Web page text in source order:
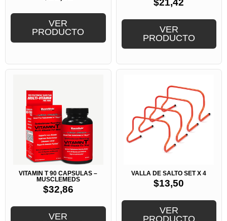
VER
PRODUCTO
$21,42
VER
PRODUCTO
VITAMIN T 90 CAPSULAS –
MUSCLEMEDS
$32,86
VER
VALLA DE SALTO SET X 4
$13,50
VER